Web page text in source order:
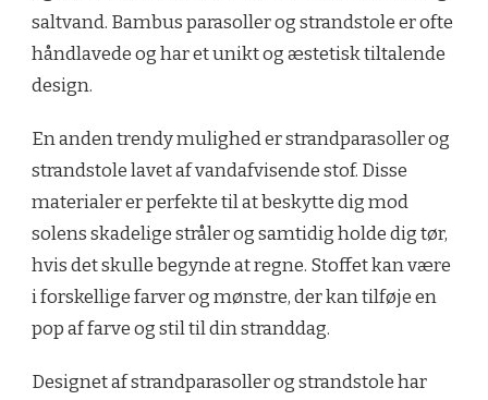
saltvand. Bambus parasoller og strandstole er ofte
håndlavede og har et unikt og æstetisk tiltalende
design.
En anden trendy mulighed er strandparasoller og
strandstole lavet af vandafvisende stof. Disse
materialer er perfekte til at beskytte dig mod
solens skadelige stråler og samtidig holde dig tør,
hvis det skulle begynde at regne. Stoffet kan være
i forskellige farver og mønstre, der kan tilføje en
pop af farve og stil til din stranddag.
Designet af strandparasoller og strandstole har